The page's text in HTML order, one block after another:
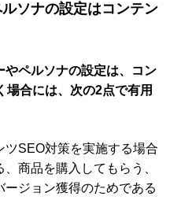
ソナの設定はコンテン
やペルソナの設定は、コン
場合には、次の2点で有用
ツSEO対策を実施する場合
商品を購入してもらう、
ジョン獲得のためである